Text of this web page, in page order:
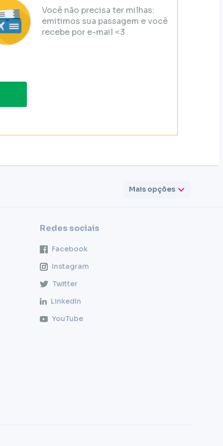
Você não precisa ter milhas:
emitimos sua passagem e você
recebe por e-mail <3
Mais opções
Redes sociais
Facebook
Instagram
Twitter
LinkedIn
YouTube